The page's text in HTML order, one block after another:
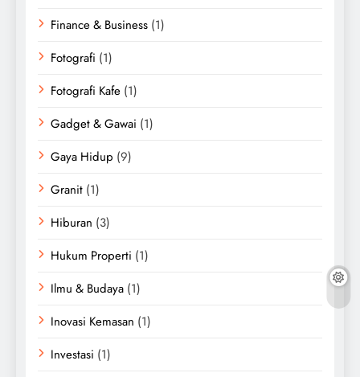
Finance & Business (1)
Fotografi (1)
Fotografi Kafe (1)
Gadget & Gawai (1)
Gaya Hidup (9)
Granit (1)
Hiburan (3)
Hukum Properti (1)
Ilmu & Budaya (1)
Inovasi Kemasan (1)
Investasi (1)